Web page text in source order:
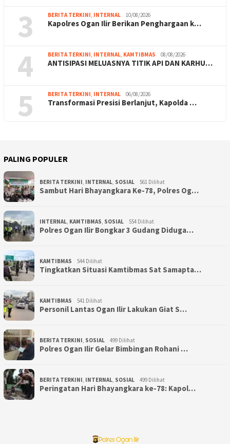
3 BERITA TERKINI, INTERNAL 10/08/2026
Kapolres Ogan Ilir Berikan Penghargaan k…
4 BERITA TERKINI, INTERNAL, KAMTIBMAS 08/08/2026
ANTISIPASI MELUASNYA TITIK API DAN KARHU…
5 BERITA TERKINI, INTERNAL 06/08/2026
Transformasi Presisi Berlanjut, Kapolda …
PALING POPULER
BERITA TERKINI, INTERNAL, SOSIAL 561 Dilihat
Sambut Hari Bhayangkara Ke-78, Polres Og…
INTERNAL, KAMTIBMAS, SOSIAL 554 Dilihat
Polres Ogan Ilir Bongkar 3 Gudang Diduga…
KAMTIBMAS 544 Dilihat
Tingkatkan Situasi Kamtibmas Sat Samapta…
KAMTIBMAS 541 Dilihat
Personil Lantas Ogan Ilir Lakukan Giat S…
BERITA TERKINI, SOSIAL 499 Dilihat
Polres Ogan Ilir Gelar Bimbingan Rohani …
BERITA TERKINI, INTERNAL, SOSIAL 499 Dilihat
Peringatan Hari Bhayangkara ke-78: Kapol…